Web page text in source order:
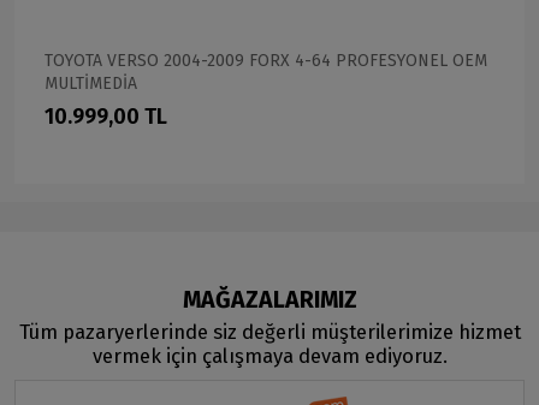
TOYOTA VERSO 2004-2009 FORX 4-64 PROFESYONEL OEM
MULTİMEDİA
10.999,00 TL
MAĞAZALARIMIZ
Tüm pazaryerlerinde siz değerli müşterilerimize hizmet
vermek için çalışmaya devam ediyoruz.